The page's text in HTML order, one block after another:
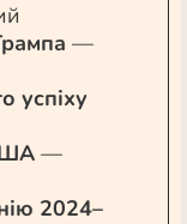
—
успіху
—
2024–